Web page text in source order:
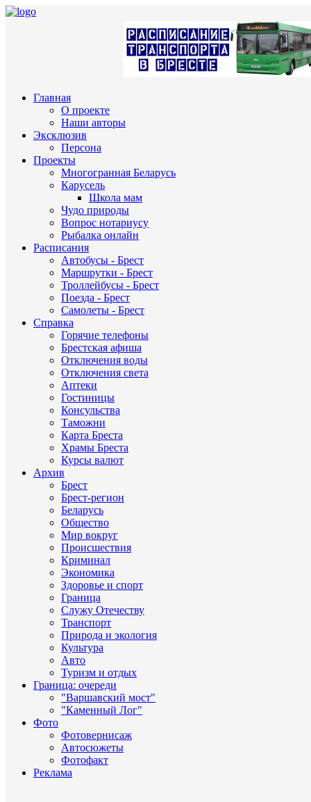
Главная
О проекте
Наши авторы
Эксклюзив
Персона
Проекты
Многогранная Беларусь
Карусель
Школа мам
Чудо природы
Вопрос нотариусу
Рыбалка онлайн
Расписания
Автобусы - Брест
Маршрутки - Брест
Троллейбусы - Брест
Поезда - Брест
Самолеты - Брест
Справка
Горячие телефоны
Брестская афиша
Отключения воды
Отключения света
Аптеки
Гостиницы
Консульства
Таможни
Карта Бреста
Храмы Бреста
Курсы валют
Архив
Брест
Брест-регион
Беларусь
Общество
Мир вокруг
Происшествия
Криминал
Экономика
Здоровье и спорт
Граница
Служу Отечеству
Транспорт
Природа и экология
Культура
Авто
Туризм и отдых
Граница: очереди
"Варшавский мост"
"Каменный Лог"
Фото
Фотовернисаж
Автосюжеты
Фотофакт
Реклама